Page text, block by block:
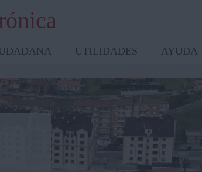
UTILIDADES AYUDA